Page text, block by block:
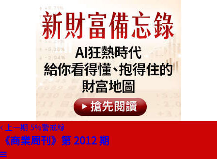
上一期 5%警戒線
《商業周刊》第 2012 期